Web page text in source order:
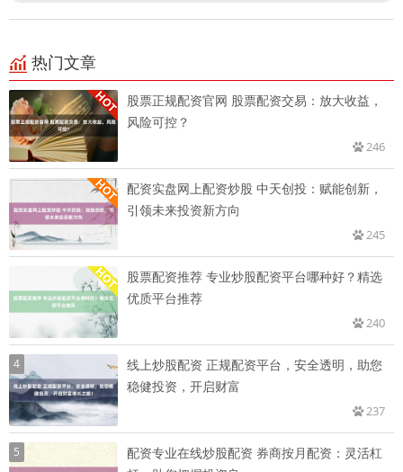
热门文章
股票正规配资官网 股票配资交易：放大收益，
风险可控？
246
配资实盘网上配资炒股 中天创投：赋能创新，
引领未来投资新方向
245
股票配资推荐 专业炒股配资平台哪种好？精选
优质平台推荐
240
4
线上炒股配资 正规配资平台，安全透明，助您
稳健投资，开启财富
237
5
配资专业在线炒股配资 券商按月配资：灵活杠